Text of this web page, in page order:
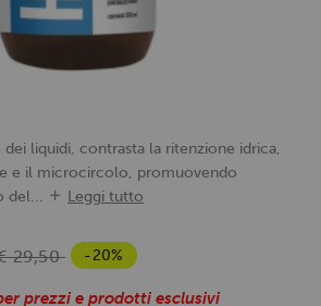
dei liquidi, contrasta la ritenzione idrica,
e il microcircolo, promuovendo
del...
Leggi tutto
29,50 -20%
prezzi e prodotti esclusivi